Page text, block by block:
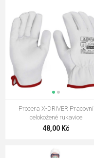
Procera X-DRIVER Pracovní
celokožené rukavice
48,00 Kč